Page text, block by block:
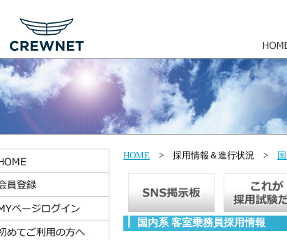
HOME > 採用情報＆進行状況 >
国内系 客室乗務員採用情報